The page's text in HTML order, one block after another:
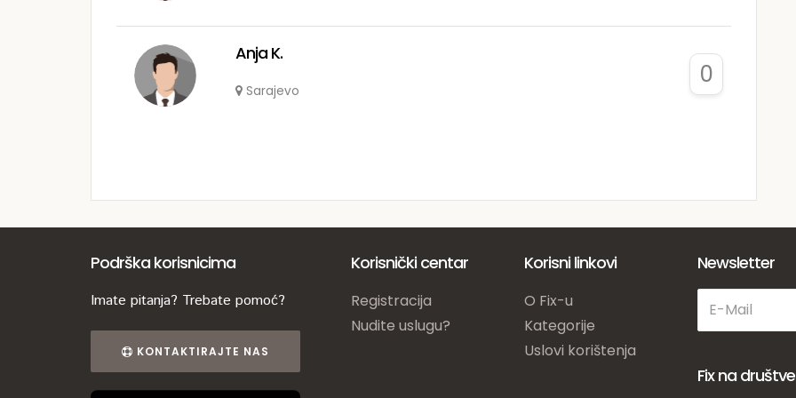
Anja K.
Sarajevo
0
Podrška korisnicima
Imate pitanja? Trebate pomoć?
KONTAKTIRAJTE NAS
Korisnički centar
Registracija
Nudite uslugu?
Korisni linkovi
O Fix-u
Kategorije
Uslovi korištenja
Newsletter
Fix na